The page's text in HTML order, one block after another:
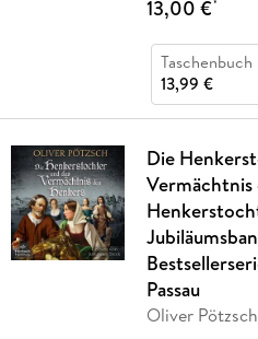
13,00 €*
Taschenbuch
13,99 €
Die
Vermächtnis
Passau
Oliver Pötzsch